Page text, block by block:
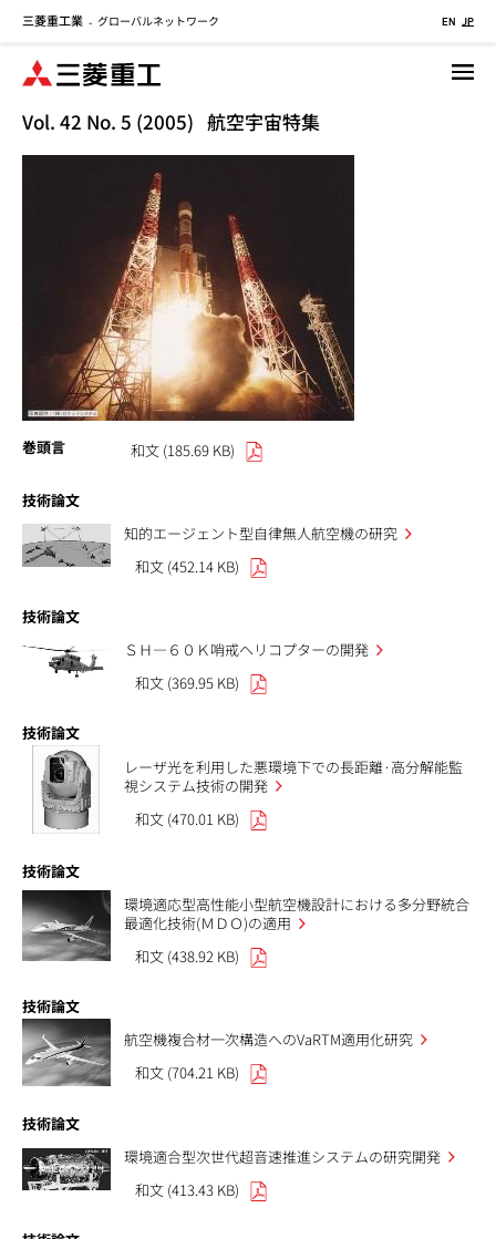
三菱重工業 - グローバルネットワーク EN JP
Vol. 42 No. 5 (2005) 航空宇宙特集
巻頭言 和文 (185.69 KB)
技術論文
知的エージェント型自律無人航空機の研究
和文 (452.14 KB)
技術論文
ＳＨ—６０Ｋ哨戒ヘリコプターの開発
和文 (369.95 KB)
技術論文
レーザ光を利用した悪環境下での長距離·高分解能監
視システム技術の開発
和文 (470.01 KB)
技術論文
環境適応型高性能小型航空機設計における多分野統合
最適化技術(ＭＤＯ)の適用
和文 (438.92 KB)
技術論文
航空機複合材一次構造へのVaRTM適用化研究
和文 (704.21 KB)
技術論文
環境適合型次世代超音速推進システムの研究開発
和文 (413.43 KB)